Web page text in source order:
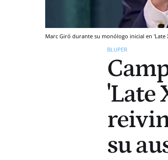
Marc Giró durante su monólogo inicial en 'Late
BLUPER
'Late
su